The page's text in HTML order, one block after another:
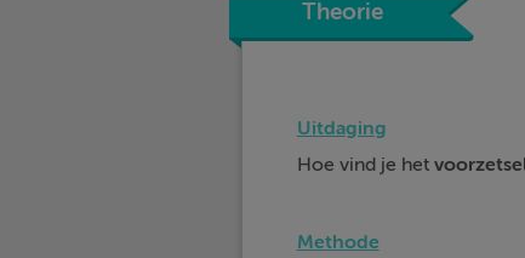
Theorie
Uitdaging
Hoe vind je het
Methode